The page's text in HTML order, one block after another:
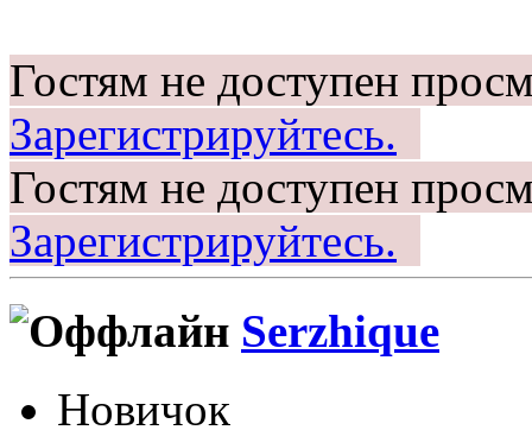
Гостям не доступен
Зарегистрируйтесь.
Гостям не доступен
Зарегистрируйтесь.
Serzhique
Новичок